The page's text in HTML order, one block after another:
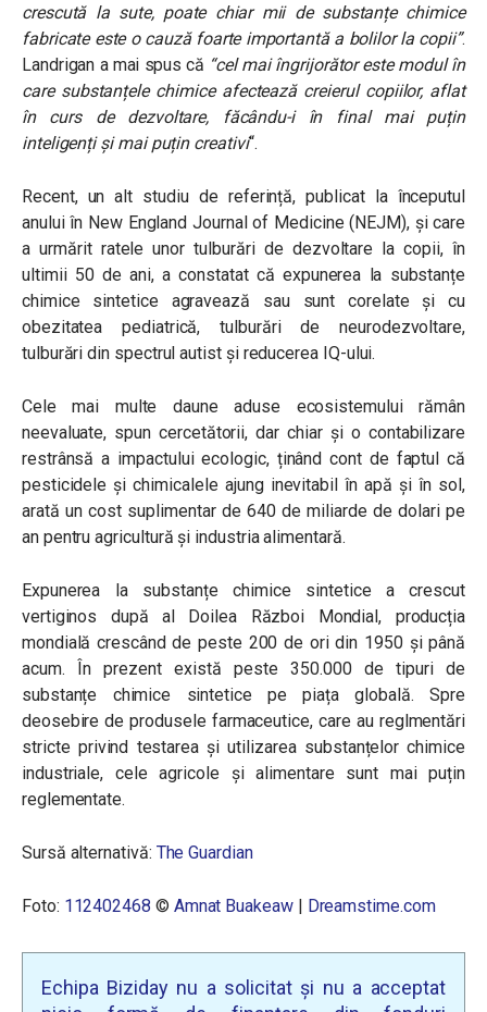
crescută la sute, poate chiar mii de substanțe chimice
fabricate este o cauză foarte importantă a bolilor la copii”.
Landrigan a mai spus că “cel mai îngrijorător este modul în
care substanțele chimice afectează creierul copiilor, aflat
în curs de dezvoltare, făcându-i în final mai puțin
inteligenți și mai puțin creativi“.
Recent, un alt studiu de referință, publicat la începutul
anului în New England Journal of Medicine (NEJM), și care
a urmărit ratele unor tulburări de dezvoltare la copii, în
ultimii 50 de ani, a constatat că expunerea la substanțe
chimice sintetice agravează sau sunt corelate și cu
obezitatea pediatrică, tulburări de neurodezvoltare,
tulburări din spectrul autist și reducerea IQ-ului.
Cele mai multe daune aduse ecosistemului rămân
neevaluate, spun cercetătorii, dar chiar și o contabilizare
restrânsă a impactului ecologic, ținând cont de faptul că
pesticidele și chimicalele ajung inevitabil în apă și în sol,
arată un cost suplimentar de 640 de miliarde de dolari pe
an pentru agricultură și industria alimentară.
Expunerea la substanțe chimice sintetice a crescut
vertiginos după al Doilea Război Mondial, producția
mondială crescând de peste 200 de ori din 1950 și până
acum. În prezent există peste 350.000 de tipuri de
substanțe chimice sintetice pe piața globală. Spre
deosebire de produsele farmaceutice, care au reglmentări
stricte privind testarea și utilizarea substanțelor chimice
industriale, cele agricole și alimentare sunt mai puțin
reglementate.
Sursă alternativă: The Guardian
Foto: 112402468 © Amnat Buakeaw| Dreamstime.com
Echipa Biziday nu a solicitat și nu a acceptat